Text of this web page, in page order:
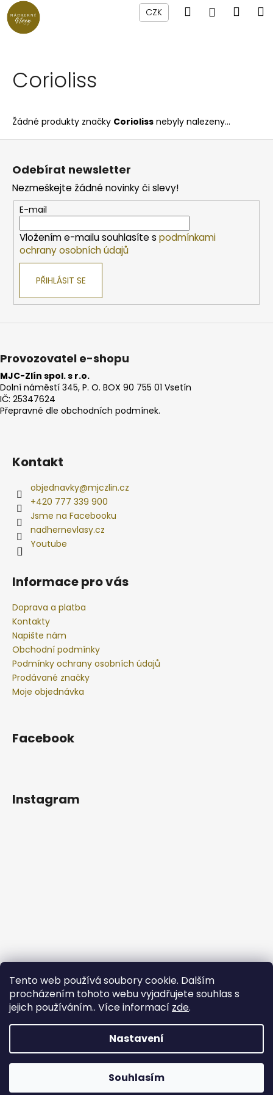
Tento web používá soubory cookie. Dalším
procházením tohoto webu vyjadřujete souhlas s
jejich používáním.. Více informací zde.
Nastavení
Souhlasím
Přejít
na
obsah
CZK Hledat
Corioliss
Žádné produkty značky Corioliss nebyly nalezeny...
K
o Zpět
Zpět
o
o
t
ř
e
b
u
e
e
j
í
?
HLEDAT
D
p
o
r
u
č
j
e
m
e
BODY
BY
SIMONA
BANÁN
ORGANICKÉ
MÁSLO
200ML
Z
Odebírat newsletter
Nezmeškejte žádné novinky či slevy!
E-mail
Vložením e-mailu souhlasíte s podmínkami
ochrany osobních údajů
PŘIHLÁSIT SE
Provozovatel e-shopu
MJC-Zlín spol. s r.o.
Dolní náměstí 345, P. O. BOX 90 755 01 Vsetín
IČ: 25347624
Přepravné dle obchodních podmínek.
Kontakt
objednavky@mjczlin.cz
+420 777 339 900
Jsme na Facebooku
nadhernevlasy.cz
Youtube
Informace pro vás
Doprava a platba
Kontakty
Napište nám
Obchodní podmínky
Podmínky ochrany osobních údajů
Prodávané značky
Moje objednávka
Facebook
Instagram
Copyright 2026nadhernevlasy.cz. Všechna práva
vyhrazena.